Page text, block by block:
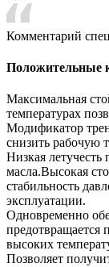
Комментарий
Положительные
Максимальная
температурах
Модификатор
снизить рабочую
Низкая летучесть
масла.Высокая
стабильность
эксплуатации.
Одновременно
предотвращается
высоких
Позволяет